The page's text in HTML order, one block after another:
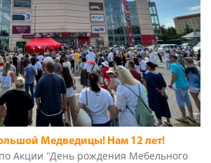
Медведицы! Нам 12 лет!
Акции "День рождения Мебельного
прекрасный, солнечный день июля
призов по случаю Дня Рождения
"Большая Медведица". Собралось...